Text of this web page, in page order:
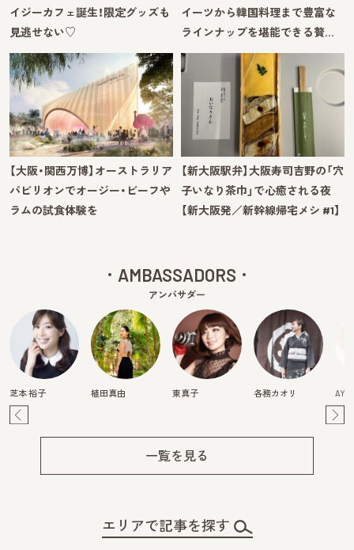
イジーカフェ誕生！限定グッズも
見逃せない♡
イーツから韓国料理まで豊富な
ラインナップを堪能できる贅…
【大阪・関西万博】オーストラリア
パビリオンでオージー・ビーフや
ラムの試食体験を
【新大阪駅弁】大阪寿司吉野の「穴
子いなり茶巾」で心癒される夜
【新大阪発／新幹線帰宅メシ #1】
AMBASSADORS
アンバサダー
芝本 裕子 植田真由 東真子 各務カオリ
一覧を見る
エリアで記事を探す